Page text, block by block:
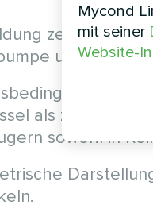
zeigt ein
und einem
als
sowohl in
Mycond
mit seiner
Website-